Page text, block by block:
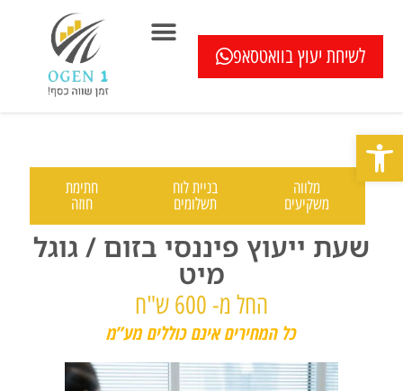
לשיחת יעוץ בוואטסאפ
מלווה
משקיעים
בניית לוח
תשלומים
חתימת
חוזה
שעת ייעוץ פיננסי בזום / גוגל
מיט
החל מ- 600 ש"ח
כל המחירים אינם כוללים מע”מ
פתח סרגל נגישות